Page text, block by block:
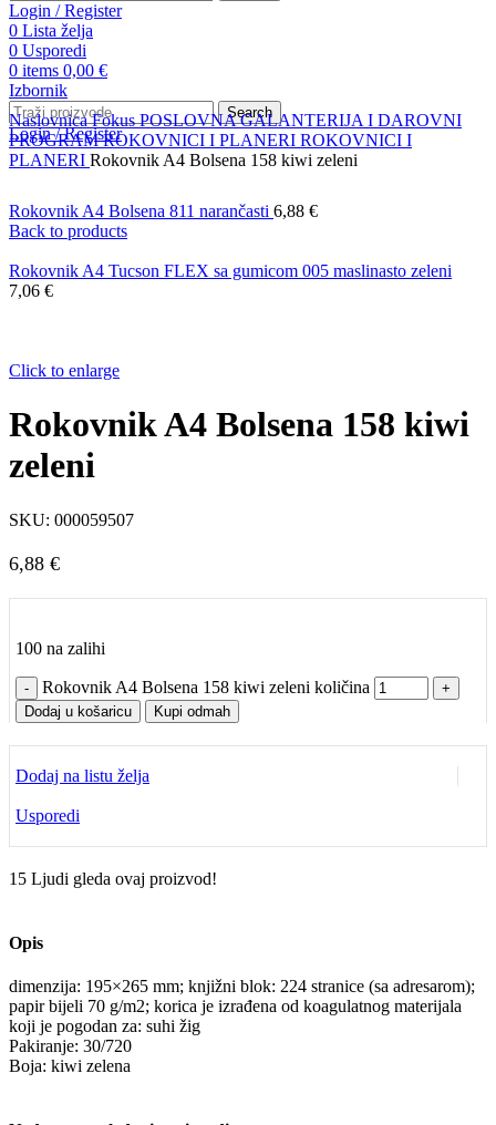
Login / Register
0 Lista želja
0 Usporedi
0 items 0,00 €
Izbornik
Search
Login / Register
NaslovnicaFokusPOSLOVNA GALANTERIJA I DAROVNI
PROGRAMROKOVNICI I PLANERI ROKOVNICI I
PLANERI Rokovnik A4 Bolsena 158 kiwi zeleni
Rokovnik A4 Bolsena 811 narančasti 6,88 €
Back to products
Rokovnik A4 Tucson FLEX sa gumicom 005 maslinasto zeleni
7,06 €
Click to enlarge
Rokovnik A4 Bolsena 158 kiwi
zeleni
SKU: 000059507
6,88 €
100 na zalihi
Rokovnik A4 Bolsena 158 kiwi zeleni količina
Dodaj u košaricu Kupi odmah
Dodaj na listu želja
Usporedi
15 Ljudi gleda ovaj proizvod!
Opis
dimenzija: 195×265 mm; knjižni blok: 224 stranice (sa adresarom);
papir bijeli 70 g/m2; korica je izrađena od koagulatnog materijala
koji je pogodan za: suhi žig
Pakiranje: 30/720
Boja: kiwi zelena